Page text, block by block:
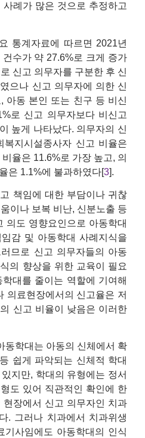
례가 많은 것으로 추정하고
통계자료에 따르면 2021년
수가 약 27.6%로 크게 증가
신고 의무자를 구분한 후 신
으나 신고 의무자에 의한 신
아동 본인 또는 친구 등 비신
로 신고 의무자보다 비신고
높게 나타났다. 의무자의 신
복지시설종사자 신고 비율은
율은 11.6%로 가장 높고, 의
은 1.1%에 불과하였다[3].
책임에 대한 부담이나 귀찮
이나 보복 비난, 신분노출 등
의도 영향요인으로 아동학대
감 및 아동학대 사례지식을
므로 신고 의무자들의 아동
의 향상을 위한 교육이 필요
대를 줄이는 역할에 기여해
의료현장에서의 신고율은 저
신고 비율이 낮음은 이러한
동학대는 아동의 신체에서 확
쉽게 파악되는 신체적 학대
지만, 학대의 유형에는 정서
도 있어 직관적인 확인에 한
장에서 신고 의무자인 치과
. 그러나 치과에서 치과위생
사임에도 아동학대의 인식